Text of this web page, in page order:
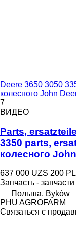
Deere 3650 3050
колесного John
7
ВИДЕО
Parts,
3350 parts,
колесного
637 000 UZS 200
Запчасть - запчасти
Польша, Byków
PHU AGROFARM
Связаться с